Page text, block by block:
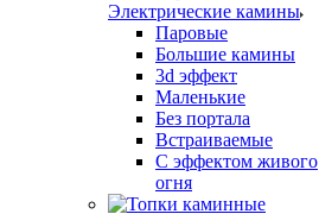
Электрические камины
Паровые
Большие камины
3d эффект
Маленькие
Без портала
Встраиваемые
С эффектом живого
огня